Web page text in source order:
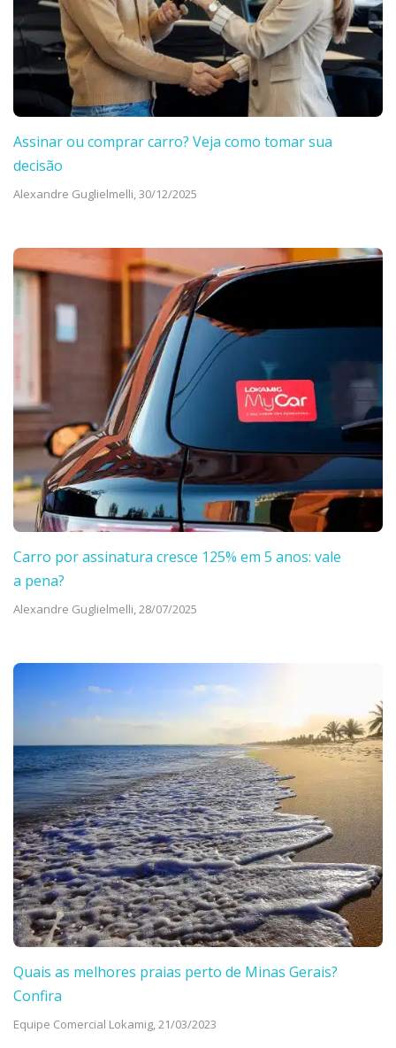
Assinar ou comprar carro? Veja como tomar sua
decisão
Alexandre Guglielmelli,30/12/2025
Carro por assinatura cresce 125% em 5 anos: vale
a pena?
Alexandre Guglielmelli,28/07/2025
Quais as melhores praias perto de Minas Gerais?
Confira
Equipe Comercial Lokamig,21/03/2023